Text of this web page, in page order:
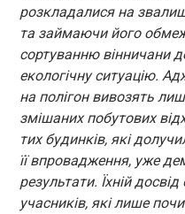
розкладалися на
та займаючи його
сортуванню вінничани
екологічну ситуацію.
на полігон вивозять
змішаних побутових
тих будинків, які
її впровадження, уже
результати. Їхній
учасників, які лише